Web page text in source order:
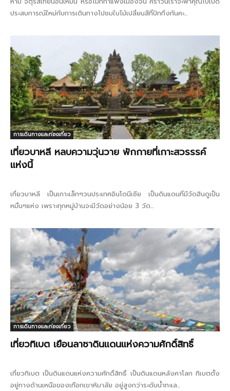
ประสบการณ์ใหม่กับการเดินทางไปชมใบไม้เปลี่ยนสีที่ปักกิ่งกันคะ...
การเดินทางและท่องเที่ยว
เที่ยวบาหลี หลบความวุ่นวาย พักกายที่เกาะสวรรรค์
แห่งนี้
เที่ยวบาหลี เป็นเกาะเล็กๆวนประเทศอินโดนีเซีย เป็นดินแดนที่มีวัดฮินดูเป็น
หมื่นๆแห่ง เพราะทุกหมู่บ้านจะมีวัดอย่างน้อย 3 วัด...
การเดินทางและท่องเที่ยว
เที่ยวทิเบต เยือนลาซาดินแดนแห่งความศักดิ์สิทธิ์
เที่ยวทิเบต เป็นดินแดนแห่งความศักดิ์สิทธิ์ เป็นดินแดนหลังคาโลก ทิเบตตั้ง
อยู่ทางด้านเหนือของเทือกเขาหิมาลัย อยู่สูงกว่าระดับน้ำทะเล...